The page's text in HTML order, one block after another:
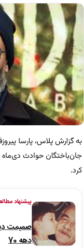
به گزارش پلاس، پارسا
جان‌باختگان حوادث دی‌ماه
کرد.
پیشنهاد
صمیمت
دهه 70